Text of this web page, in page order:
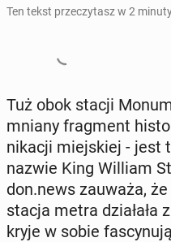
Ten tekst przeczytasz w 2
Tuż obok stacji
mnia­ny frag­ment
ni­ka­cji miej­skiej - jest
nazwie King William
don.news zauważa,
stacja metra dzia­ła­ła
kryje w sobie